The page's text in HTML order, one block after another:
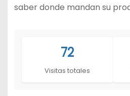
saber donde mandan su
72
Visitas totales